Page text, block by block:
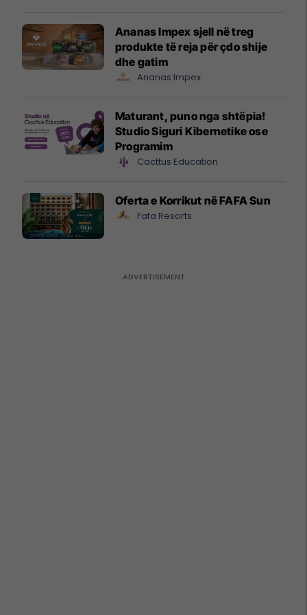
Ananas Impex sjell në treg
produkte të reja për çdo shije
dhe gatim
Ananas Impex
Maturant, puno nga shtëpia!
Studio Siguri Kibernetike ose
Programim
Cacttus Education
Oferta e Korrikut në FAFA Sun
Fafa Resorts